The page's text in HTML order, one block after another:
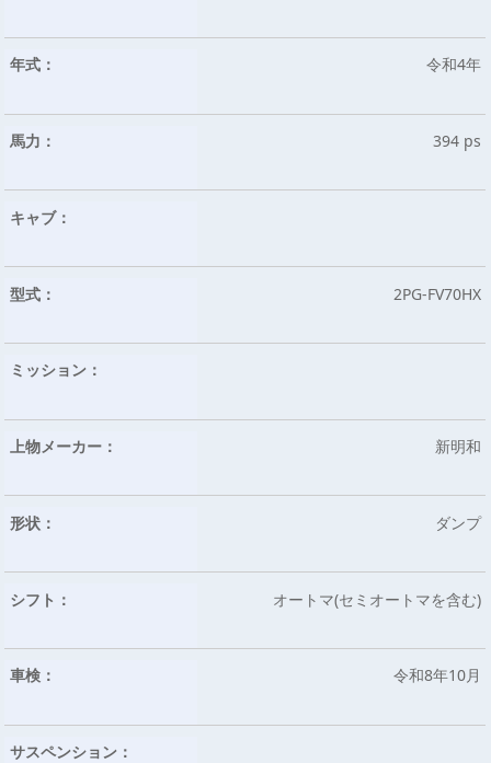
年式： 令和4年
馬力： 394 ps
キャブ：
型式： 2PG-FV70HX
ミッション：
上物メーカー： 新明和
形状： ダンプ
シフト： オートマ(セミオートマを含む)
車検： 令和8年10月
サスペンション：